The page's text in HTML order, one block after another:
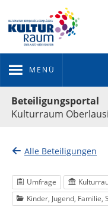
MENÜ
Beteiligungsportal
Kulturraum
Alle Beteiligungen
Umfrage
Kinder, Jugend, Familie,